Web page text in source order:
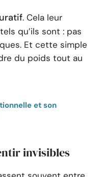
. Cela leur
qu’ils sont : pas
Et cette simple
du poids tout au
et son
invisibles